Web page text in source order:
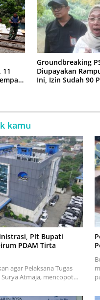
11
Groundbreaking
Diupayakan
Ini, Izin Sudah 90
kamu
Plt Bupati
PDAM Tirta
agar Pelaksana Tugas
Surya Atmaja, mencopot…